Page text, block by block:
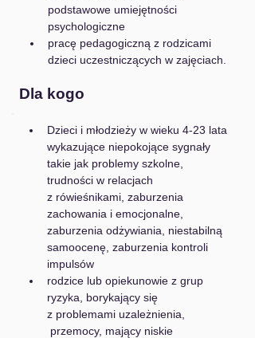
podstawowe umiejętności
psychologiczne
pracę pedagogiczną z rodzicami
dzieci uczestniczących w zajęciach.
Dla kogo
Dzieci i młodzieży w wieku 4-23 lata
wykazujące niepokojące sygnały
takie jak problemy szkolne,
trudności w relacjach
z rówieśnikami, zaburzenia
zachowania i emocjonalne,
zaburzenia odżywiania, niestabilną
samoocenę, zaburzenia kontroli
impulsów
rodzice lub opiekunowie z grup
ryzyka, borykający się
z problemami uzależnienia,
przemocy, mający niskie